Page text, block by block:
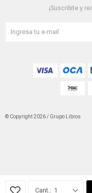
1
¡Suscribite y
© Copyright 2026 / Grupo Libros